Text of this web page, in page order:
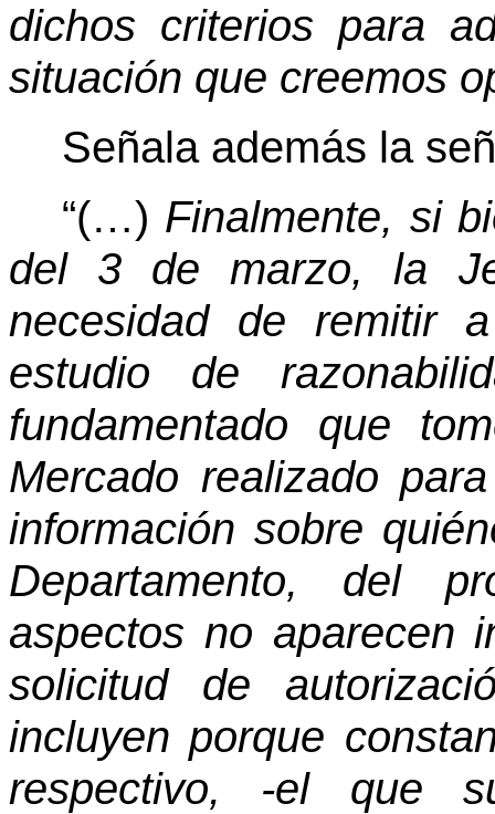
dichos criterios para
situación que creemos
Señala además la
“(…) Finalmente, si
del 3 de marzo, la
necesidad de remitir
estudio de
fundamentado que
Mercado realizado
información sobre
Departamento, del
aspectos no aparecen
solicitud de
incluyen porque
respectivo, -el que